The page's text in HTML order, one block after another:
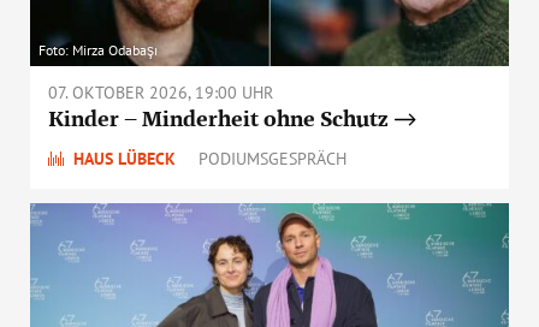
Foto: Mirza Odabaşı
07. OKTOBER 2026, 19:00 UHR
Kinder – Minderheit ohne Schutz
HAUS LÜBECK PODIUMSGESPRÄCH